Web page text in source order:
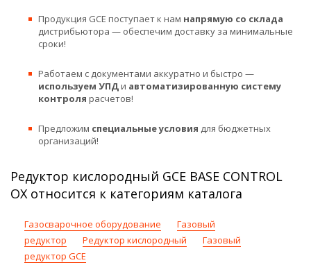
Продукция GCE поступает к нам напрямую со склада
дистрибьютора — обеспечим доставку за минимальные
сроки!
Работаем с документами аккуратно и быстро —
используем УПДи автоматизированную систему
контроля расчетов!
Предложим специальные условия для бюджетных
организаций!
Редуктор кислородный GCE BASE CONTROL
OX относится к категориям каталога
Газосварочное оборудование
Газовый
редуктор
Редуктор кислородный
Газовый
редуктор GCE